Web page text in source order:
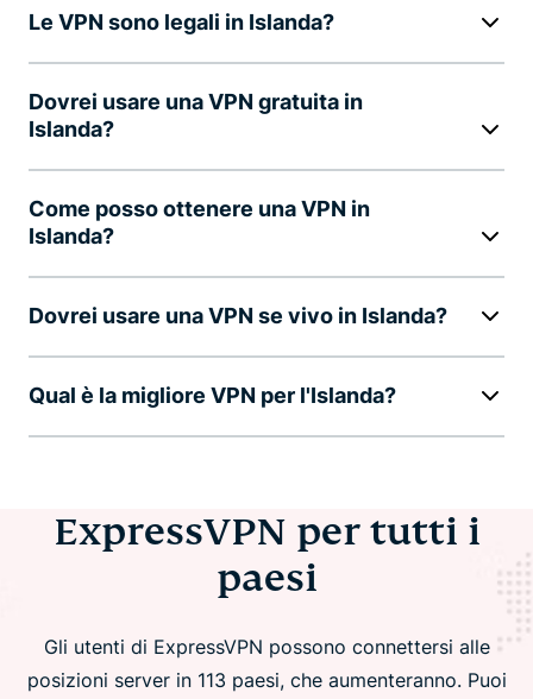
Le VPN sono legali in Islanda?
Dovrei usare una VPN gratuita in
Islanda?
Come posso ottenere una VPN in
Islanda?
Dovrei usare una VPN se vivo in Islanda?
Qual è la migliore VPN per l'Islanda?
ExpressVPN per tutti i
paesi
Gli utenti di ExpressVPN possono connettersi alle
posizioni server in 113 paesi, che aumenteranno. Puoi